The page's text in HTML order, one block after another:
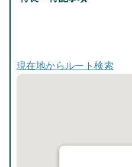
現在地からルート検索